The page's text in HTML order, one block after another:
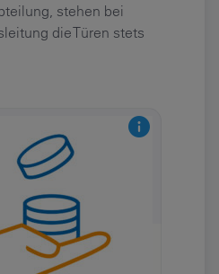
stehen bei
die Türen stets